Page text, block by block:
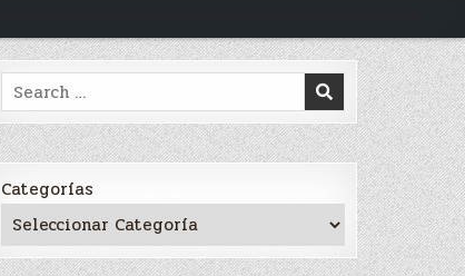
Search
for:
Categorías